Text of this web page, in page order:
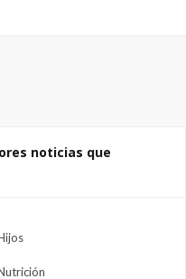
noticias que